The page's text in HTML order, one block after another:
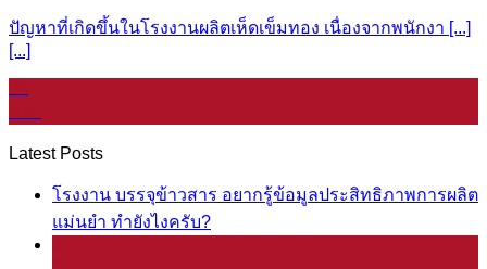
ปัญหาที่เกิดขึ้นในโรงงานผลิตเห็ดเข็มทอง เนื่องจากพนักงา [...]
[...]
Latest Posts
โรงงาน บรรจุข้าวสาร อยากรู้ข้อมูลประสิทธิภาพการผลิต
แม่นยำ ทำยังไงครับ?